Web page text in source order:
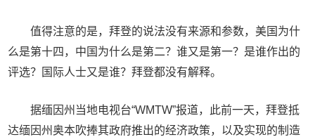
值得注意的是，拜登的说法没有来源和参数，美国为什
么是第十四，中国为什么是第二？谁又是第一？是谁作出的
评选？国际人士又是谁？拜登都没有解释。
据缅因州当地电视台“WMTW”报道，此前一天，拜登抵
达缅因州奥本吹捧其政府推出的经济政策，以及实现的制造